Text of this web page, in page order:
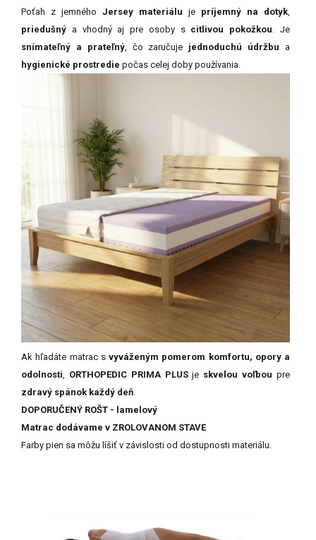
Poťah z jemného Jersey materiálu je príjemný na dotyk
priedušný a vhodný aj pre osoby s citlivou pokožkou . Je
snímateľný a prateľný, čo zaručuje jednoduchú údržbu a
hygienické prostredie počas celej doby používania.
Ak hľadáte matrac s vyváženým pomerom komfortu, opory a
odolnosti
ORTHOPEDIC PRIMA PLUSje skvelou voľbou pre
zdravý spánok každý deň
DOPORUČENÝ ROŠT - lamelový
Matrac dodávame v ZROLOVANOM STAVE
Farby pien sa môžu líšiť v závislosti od dostupnosti materiálu.